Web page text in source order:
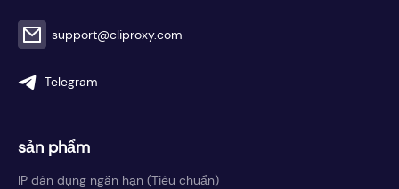
support@cliproxy.com
Telegram
sản phẩm
IP dân dụng ngắn hạn (Tiêu chuẩn)